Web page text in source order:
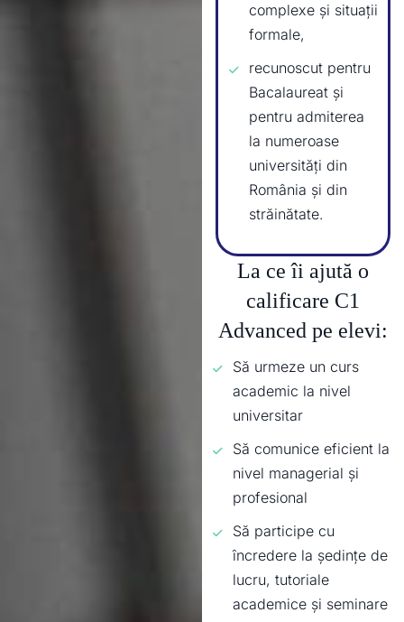
complexe și situații
formale,
recunoscut pentru
Bacalaureat și
pentru admiterea
la numeroase
universități din
România și din
străinătate.
La ce îi ajută o
calificare C1
Advanced pe elevi:
Să urmeze un curs
academic la nivel
universitar
Să comunice eficient la
nivel managerial și
profesional
Să participe cu
încredere la ședințe de
lucru, tutoriale
academice și seminare